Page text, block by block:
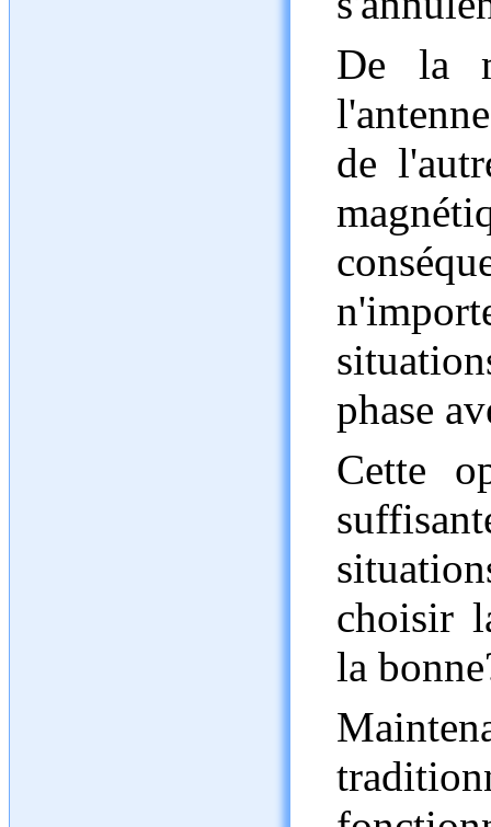
De la
de
phase
Cette
choisir
la